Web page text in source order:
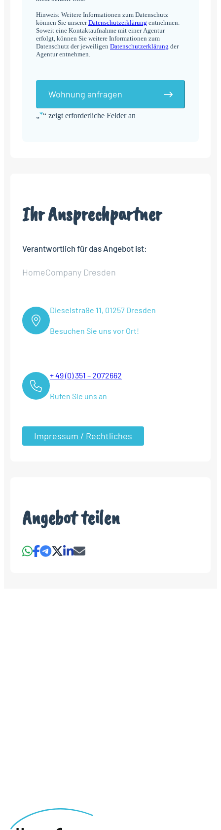
„*“ zeigt erforderliche Felder an
Hinweis: Weitere Informationen zum Datenschutz
können Sie unsererDatenschutzerklärung entnehmen.
Soweit eine Kontaktaufnahme mit einer Agentur
erfolgt, können Sie weitere Informationen zum
Datenschutz der jeweiligen Datenschutzerklärung der
Agentur entnehmen.
Wohnung anfragen
Ihr Ansprechpartner
Verantwortlich für das Angebot ist:
HomeCompany Dresden
Dieselstraße 11, 01257 Dresden
Besuchen Sie uns vor Ort!
+ 49 (0) 351 – 2072662
Rufen Sie uns an
Impressum / Rechtliches
Angebot teilen